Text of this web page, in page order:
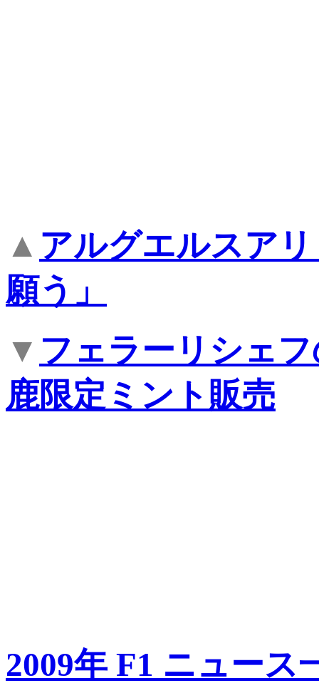
▲ アルグエルスア
願う」
▼ フェラーリシェ
鹿限定ミント販売
2009年 F1 ニュース